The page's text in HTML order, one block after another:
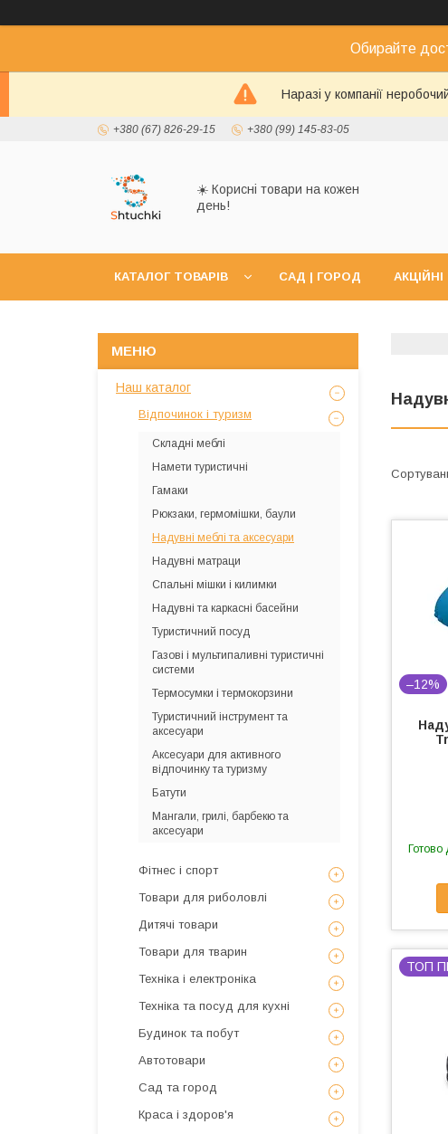
Обирайте
Наразі у компанії
+380 (67) 826-29-15 +380 (99) 145-83-05
☀️ Корисні товари на кожен
день!
КАТАЛОГ ТОВАРІВ САД | ГОРОД
–12%
Готово
ТОП
Наш каталог
Відпочинок і туризм
Складні меблі
Намети туристичні
Гамаки
Рюкзаки, гермомішки, баули
Надувні меблі та аксесуари
Надувні матраци
Спальні мішки і килимки
Надувні та каркасні басейни
Туристичний посуд
Газові і мультипаливні туристичні
системи
Термосумки і термокорзини
Туристичний інструмент та
аксесуари
Аксесуари для активного
відпочинку та туризму
Батути
Мангали, грилі, барбекю та
аксесуари
Фітнес і спорт
Товари для риболовлі
Дитячі товари
Товари для тварин
Техніка і електроніка
Техніка та посуд для кухні
Будинок та побут
Автотовари
Сад та город
Краса і здоров'я